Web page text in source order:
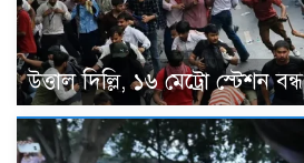
উত্তাল দিল্লি, ১৬ মেট্রো স্টেশন বন্ধ